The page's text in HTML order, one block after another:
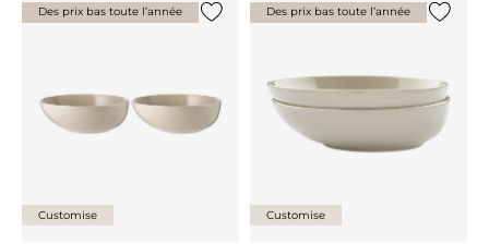
Des prix bas toute l’année
Customise
Des prix bas toute l’année
Customise